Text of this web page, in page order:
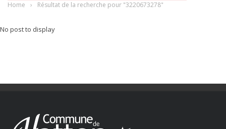
Home › Résultat de la recherche pour "3220673278"
No post to display